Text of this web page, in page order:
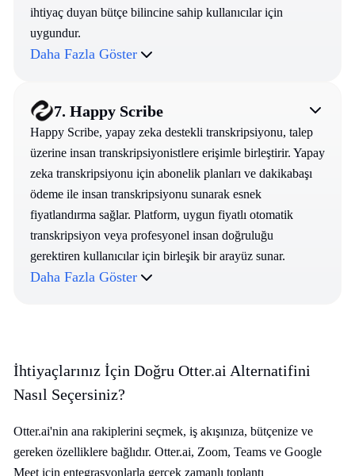
ihtiyaç duyan bütçe bilincine sahip kullanıcılar için
uygundur.
Daha Fazla Göster
7. Happy Scribe
Happy Scribe, yapay zeka destekli transkripsiyonu, talep
üzerine insan transkripsiyonistlere erişimle birleştirir. Yapay
zeka transkripsiyonu için abonelik planları ve dakikabaşı
ödeme ile insan transkripsiyonu sunarak esnek
fiyatlandırma sağlar. Platform, uygun fiyatlı otomatik
transkripsiyon veya profesyonel insan doğruluğu
gerektiren kullanıcılar için birleşik bir arayüz sunar.
Daha Fazla Göster
İhtiyaçlarınız İçin Doğru Otter.ai Alternatifini
Nasıl Seçersiniz?
Otter.ai'nin ana rakiplerini seçmek, iş akışınıza, bütçenize ve
gereken özelliklere bağlıdır. Otter.ai, Zoom, Teams ve Google
Meet için entegrasyonlarla gerçek zamanlı toplantı